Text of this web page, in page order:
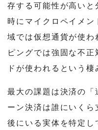
存する可能性が高い
時にマイクロペイメ
域では仮想通貨が使わ
ピングでは強固な不
ドが使われるという棲
最大の課題は決済の「
ーン決済は誰にいく
後にいる実体を特定し